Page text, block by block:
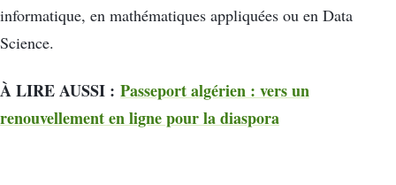
informatique, en mathématiques appliquées ou en Data
Science.
À LIRE AUSSI : Passeport algérien : vers un
renouvellement en ligne pour la diaspora